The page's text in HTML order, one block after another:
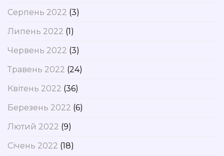
Серпень 2022 (3)
Липень 2022 (1)
Червень 2022 (3)
Травень 2022 (24)
Квітень 2022 (36)
Березень 2022 (6)
Лютий 2022 (9)
Січень 2022 (18)